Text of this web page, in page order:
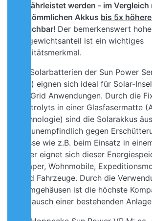
gewährleistet werden - im Vergleich
herkömmlichen Akkus bis 5x
erreichbar! Der bemerkenswert hohe
Bleigewichtsanteil ist ein wichtiges
Qualitätsmerkmal.
Die Solarbatterien der Sun Power
bloc) eignen sich ideal für Solar-
Off-Grid Anwendungen. Durch die
Elektrolyts in einer Glasfasermatte
Technologie) sind die Solarakkus
und unempfindlich gegen
Stösse wie z.B. beim Einsatz in
Daher eignet sich dieser
Camper, Wohnmobile,
Road Fahrzeuge. Durch die
Normgehäusen ist die höchste
Austausch einer bestehenden